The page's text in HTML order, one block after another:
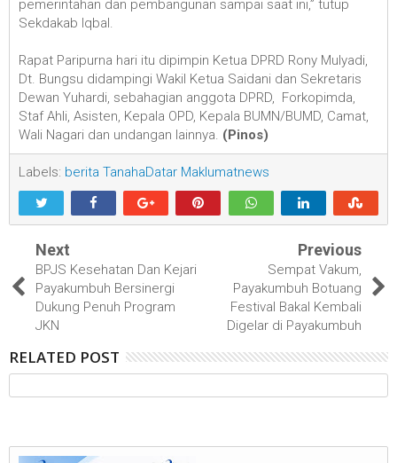
pemerintahan dan pembangunan sampai saat ini,” tutup
Sekdakab Iqbal.
Rapat Paripurna hari itu dipimpin Ketua DPRD Rony Mulyadi,
Dt. Bungsu didampingi Wakil Ketua Saidani dan Sekretaris
Dewan Yuhardi, sebahagian anggota DPRD, Forkopimda,
Staf Ahli, Asisten, Kepala OPD, Kepala BUMN/BUMD, Camat,
Wali Nagari dan undangan lainnya. (Pinos)
Labels: berita TanahaDatar Maklumatnews
Next
BPJS Kesehatan Dan Kejari
Payakumbuh Bersinergi
Dukung Penuh Program
JKN
Previous
Sempat Vakum,
Payakumbuh Botuang
Festival Bakal Kembali
Digelar di Payakumbuh
RELATED POST